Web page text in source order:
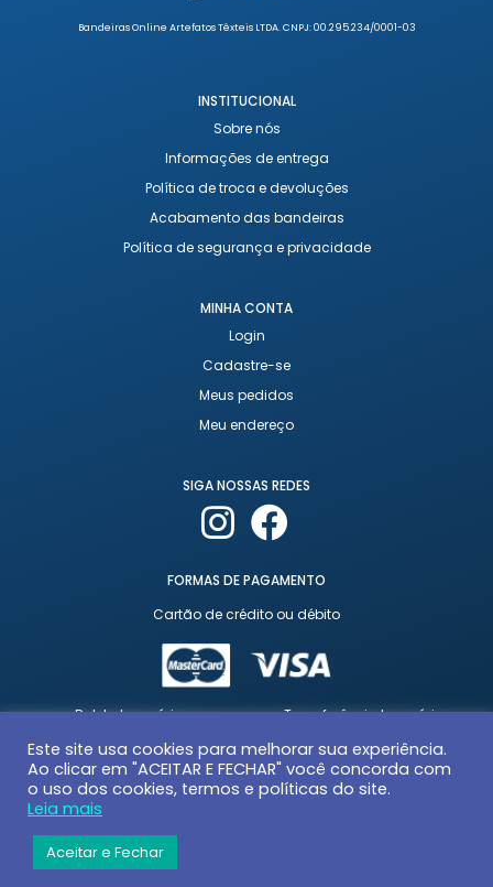
Bandeiras Online Artefatos Têxteis LTDA. CNPJ: 00.295.234/0001-03
INSTITUCIONAL
Sobre nós
Informações de entrega
Política de troca e devoluções
Acabamento das bandeiras
Política de segurança e privacidade
MINHA CONTA
Login
Cadastre-se
Meus pedidos
Meu endereço
SIGA NOSSAS REDES
FORMAS DE PAGAMENTO
Cartão de crédito ou débito
Boleto bancário Transferência bancária
Este site usa cookies para melhorar sua experiência.
Ao clicar em "ACEITAR E FECHAR" você concorda com
o uso dos cookies, termos e políticas do site.
Leia mais
Aceitar e Fechar